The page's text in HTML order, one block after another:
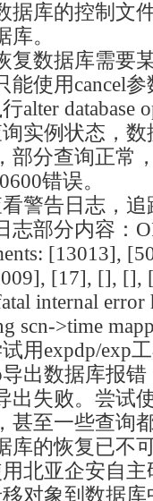
据库的控制文
库。
复数据库需要
能使用cancel
alter database
实例状态，数
部分查询正常
错误。
警告日志，
志部分内容：
[13013],
[17], [], [],
internal error
scn->time
用expdp/exp
导出数据库报
出失败。尝试
甚至一些查询
库的恢复已不
北亚企安自
对象到数据